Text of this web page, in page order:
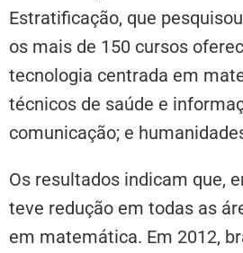
Estratificação, que
os mais de 150 cursos
tecnologia centrada em
técnicos de saúde e
comunicação; e
Os resultados indicam que,
teve redução em todas as
em matemática. Em 2012,